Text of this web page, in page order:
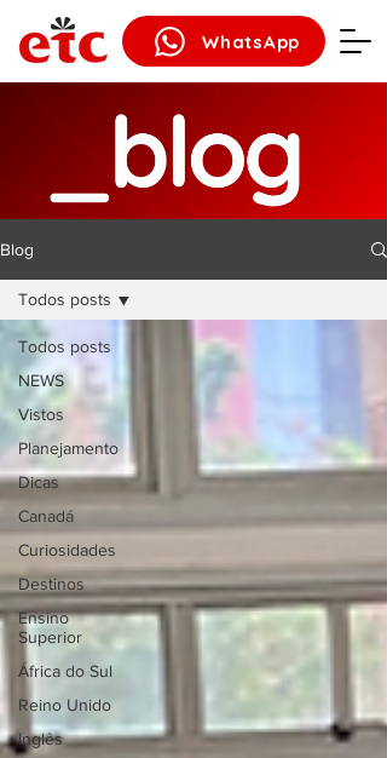
WhatsApp
Blog
Todos posts
NEWS
Vistos
Planejamento
Dicas
Canadá
Curiosidades
Destinos
Ensino
Superior
África do Sul
Reino Unido
Inglês
Todos posts